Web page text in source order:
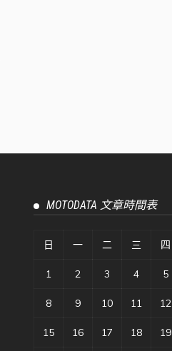
MOTODATA 文章時間表
日 一 二 三 四
1 2 3 4 5
8 9 10 11 12
15 16 17 18 19